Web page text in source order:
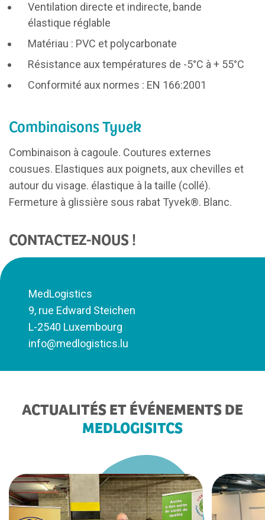
Ventilation directe et indirecte, bande
élastique réglable
Matériau : PVC et polycarbonate
Résistance aux températures de -5°C à + 55°C
Conformité aux normes : EN 166:2001
Combinaisons Tyvek
Combinaison à cagoule. Coutures externes
cousues. Elastiques aux poignets, aux chevilles et
autour du visage. élastique à la taille (collé).
Fermeture à glissière sous rabat Tyvek®. Blanc.
CONTACTEZ-NOUS !
MedLogistics
9, rue Edward Steichen
L-2540 Luxembourg
info@medlogistics.lu
ACTUALITÉS ET ÉVÉNEMENTS DE
MEDLOGISITCS